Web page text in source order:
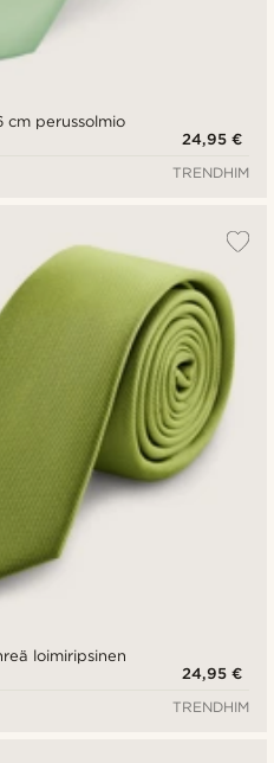
cm perussolmio
24,95 €
TRENDHIM
loimiripsinen
24,95 €
TRENDHIM